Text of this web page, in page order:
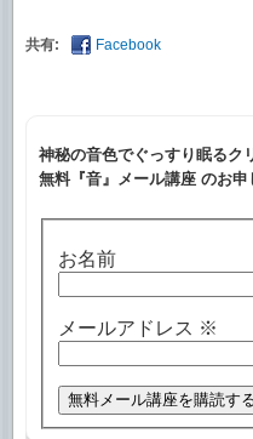
共有: Facebook
神秘の音色でぐっすり眠るク
無料『音』メール講座 のお申
お名前
メールアドレス ※